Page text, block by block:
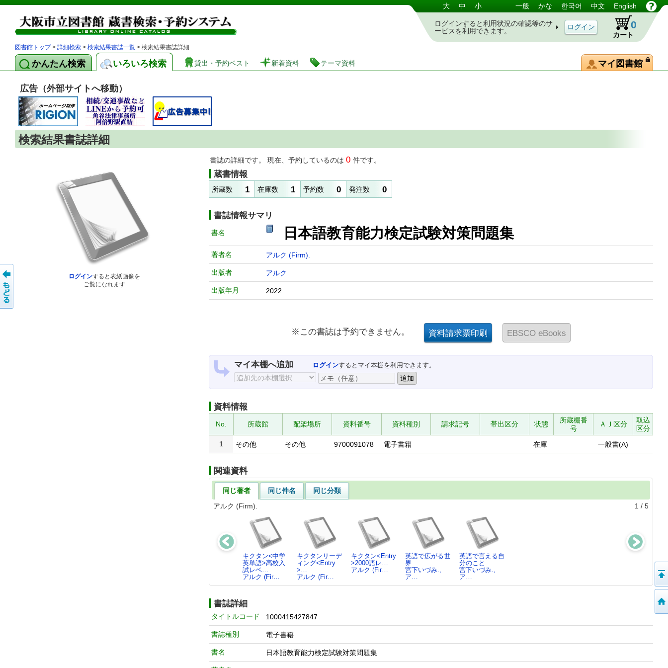
図書館 蔵書検索・予約システム 大 中 小 一般 かな 한국어 中文 English
ログインすると利用状況の確認等のサ
ービスを利用できます。
カート
0
図書館トップ> 詳細検索 > 検索結果書誌一覧 > 検索結果書誌詳細
かんたん検索 いろいろ検索 貸出・予約ベスト 新着資料 テーマ資料 マイ図書館
広告（外部サイトへ移動）
検索結果書誌詳細
ログインすると表紙画像を
ご覧になれます
書誌の詳細です。 現在、予約しているのは 0 件です。
蔵書情報
所蔵数 1 在庫数 1 予約数 0 発注数 0
書誌情報サマリ
書名 日本語教育能力検定試験対策問題集
著者名 アルク (Firm).
出版者 アルク
出版年月 2022
※この書誌は予約できません。
マイ本棚へ追加 ログインするとマイ本棚を利用できます。
資料情報
No. 所蔵館 配架場所 資料番号 資料種別 請求記号 帯出区分 状態
所蔵棚番
号
ＡＪ区分
取込
区分
1
その他 その他 9700091078 電子書籍 在庫 一般書(A)
関連資料
同じ著者 同じ件名
同じ分類
アルク (Firm).
1 / 5
キクタン<中学
英単語>高校入
試レベ…
アルク (Fir…
キクタンリーデ
ィング<Entry
>…
アルク (Fir…
キクタン<Entry
>2000語レ…
アルク (Fir…
英語で広がる世
界
宮下いづみ.,
ア…
英語で言える自
分のこと
宮下いづみ.,
ア…
起きてから寝る
山…
書誌詳細
タイトルコード 1000415427847
書誌種別 電子書籍
書名 日本語教育能力検定試験対策問題集